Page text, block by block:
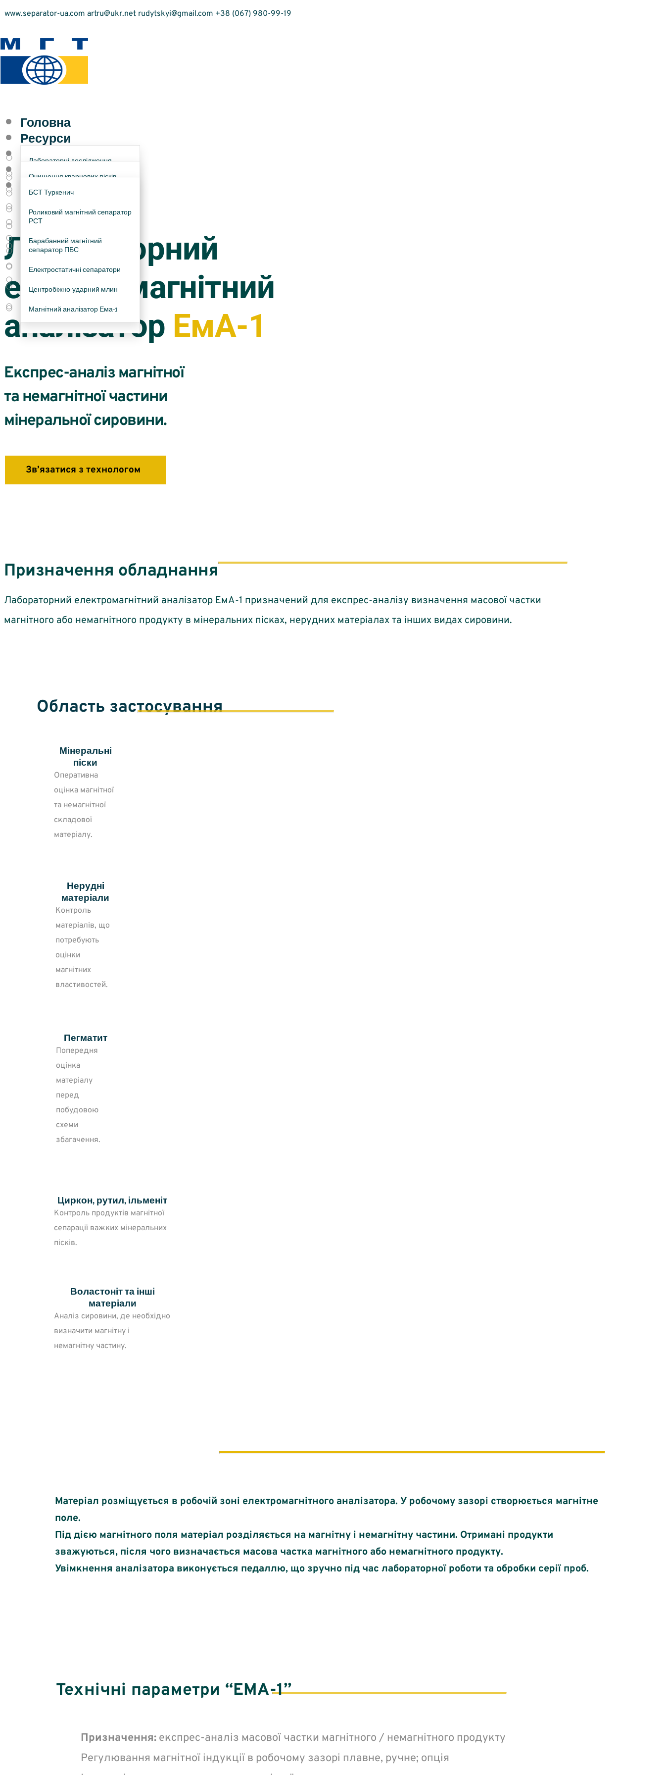
www.separator-ua.com artru@ukr.net rudytskyi@gmail.com +38 (067) 980-99-19
Головна
Ресурси
Лабораторні дослідження
Технологічний аудит
збагачувальних підприємств
Методи збагачення
Статті
Про фірму
Сировина
Очищення кварцових пісків
Збагачення титан-цирконових
Збагачення цирконових
Збагачення пегматитової та
концентратів
Збагачення марганцевих руд і
хвостів
Обладнання
БСТ Туркенич
Роликовий магнітний сепаратор
РСТ
Барабанний магнітний
сепаратор ПБС
Електростатичні сепаратори
Центробіжно-ударний млин
Магнітний аналізатор Ема-1
Контакти
Лабораторний
електромагнітний
аналізатор ЕмА-1
Експрес-аналіз магнітної
та немагнітної частини
мінеральної сировини.
Зв’язатися з технологом
Призначення обладнання
Лабораторний електромагнітний аналізатор ЕмА-1 призначений для експрес-аналізу визначення масової частки
магнітного або немагнітного продукту в мінеральних пісках, нерудних матеріалах та інших видах сировини.
Область застосування
Мінеральні
піски
Оперативна
оцінка магнітної
та немагнітної
складової
матеріалу.
Нерудні
матеріали
Контроль
матеріалів, що
потребують
оцінки
магнітних
властивостей.
Пегматит
Попередня
оцінка
матеріалу
перед
побудовою
схеми
збагачення.
Циркон, рутил, ільменіт
Контроль продуктів магнітної
сепарації важких мінеральних
пісків.
Воластоніт та інші
матеріали
Аналіз сировини, де необхідно
визначити магнітну і
немагнітну частину.
Матеріал розміщується в робочій зоні електромагнітного аналізатора. У робочому зазорі створюється магнітне
поле.
Під дією магнітного поля матеріал розділяється на магнітну і немагнітну частини. Отримані продукти
зважуються, після чого визначається масова частка магнітного або немагнітного продукту.
Увімкнення аналізатора виконується педаллю, що зручно під час лабораторної роботи та обробки серії проб.
Технічні параметри “ЕМА-1”
Призначення: експрес-аналіз масової частки магнітного / немагнітного продукту
Регулювання магнітної індукції в робочому зазорі плавне, ручне; опція